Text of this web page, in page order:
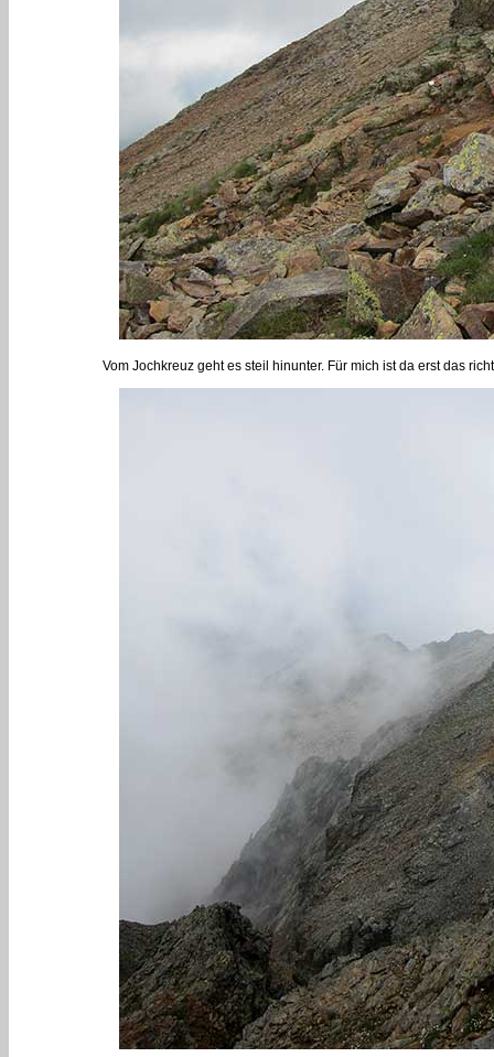
Vom Jochkreuz geht es steil hinunter. Für mich ist da erst das